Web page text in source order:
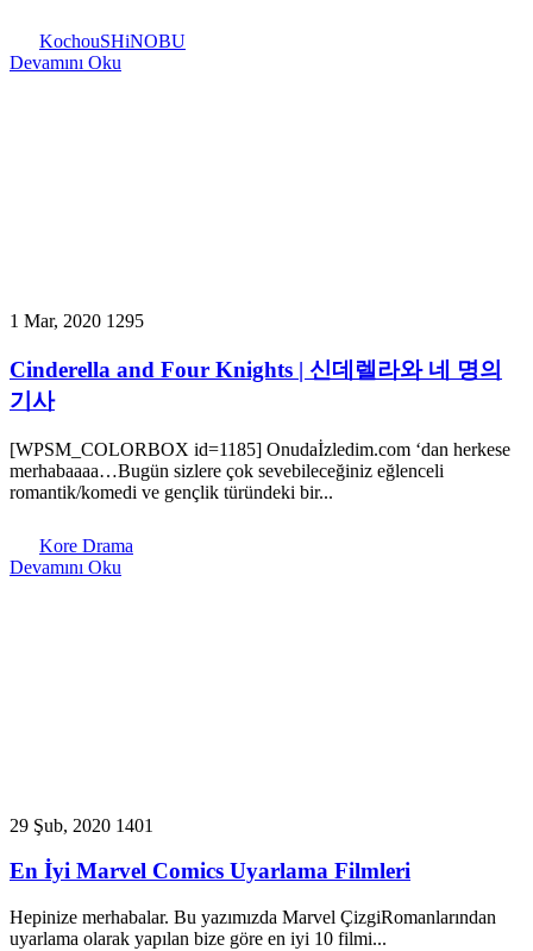
KochouSHiNOBU
Devamını Oku
1 Mar, 2020 1295
Cinderella and Four Knights | 신데렐라와 네 명의
기사
[WPSM_COLORBOX id=1185] Onudaİzledim.com ‘dan herkese
merhabaaaa…Bugün sizlere çok sevebileceğiniz eğlenceli
romantik/komedi ve gençlik türündeki bir...
Kore Drama
Devamını Oku
29 Şub, 2020 1401
En İyi Marvel Comics Uyarlama Filmleri
Hepinize merhabalar. Bu yazımızda Marvel ÇizgiRomanlarından
uyarlama olarak yapılan bize göre en iyi 10 filmi...